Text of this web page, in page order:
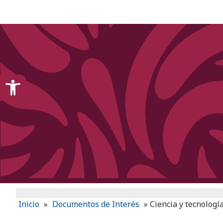
Inicio » Documentos de Interés » Ciencia y
Open toolbar